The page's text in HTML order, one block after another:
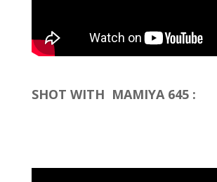
SHOT WITH MAMIYA 645 :